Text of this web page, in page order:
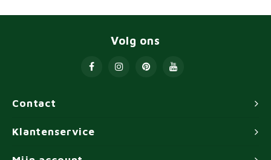
Contact
Volg ons
Klantenservice